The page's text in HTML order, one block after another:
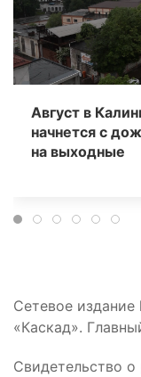
Август в
начнется с
на выходные
Сетевое
«Каскад».
Свидетельство